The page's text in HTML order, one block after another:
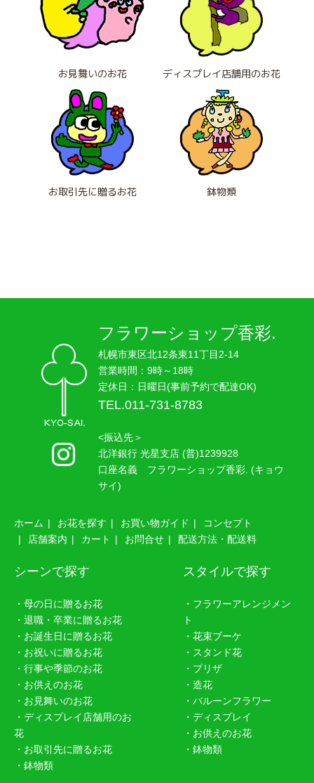
お見舞いのお花 ディスプレイ店舗用のお花
お取引先に贈るお花 鉢物類
フラワーショップ香彩.
札幌市東区北12条東11丁目2-14
営業時間：9時～18時
定休日：日曜日(事前予約で配達OK)
TEL.011-731-8783
<振込先＞
北洋銀行 光星支店 (普)1239928
口座名義 フラワーショップ香彩. (キョウ
サイ)
ホーム お花を探す お買い物ガイド
コンセプト
店舗案内
カート お問合せ 配送方法・配送料
シーンで探す
・母の日に贈るお花
・退職・卒業に贈るお花
・お誕生日に贈るお花
・お祝いに贈るお花
・行事や季節のお花
・お供えのお花
・お見舞いのお花
・ディスプレイ店舗用のお
花
・お取引先に贈るお花
・鉢物類
スタイルで探す
・フラワーアレンジメン
ト
・花束ブーケ
・スタンド花
・プリザ
・造花
・バルーンフラワー
・ディスプレイ
・お供えのお花
・鉢物類